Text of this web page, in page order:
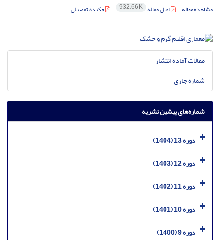
مشاهده مقاله اصل مقاله 932.66 K چکیده تفصیلی
مقالات آماده انتشار
شماره جاری
شماره‌های پیشین نشریه
دوره 13 (1404)
دوره 12 (1403)
دوره 11 (1402)
دوره 10 (1401)
دوره 9 (1400)